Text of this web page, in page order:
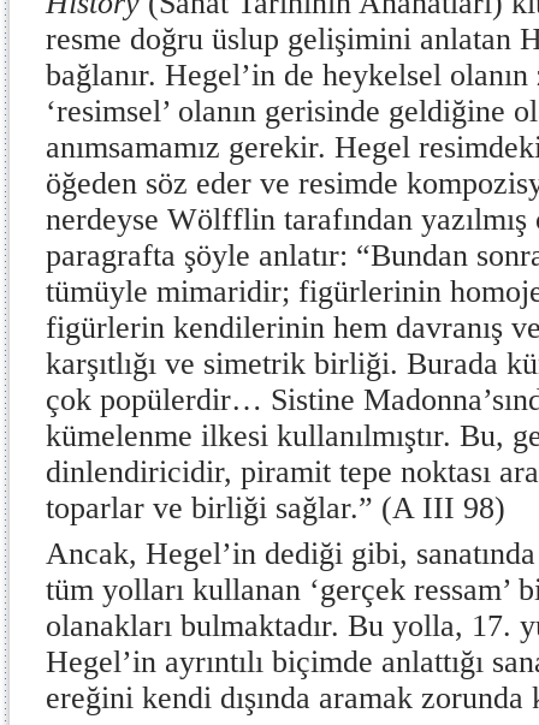
resme doğru üslup gelişimini anlatan
bağlanır. Hegel’in de heykelsel
‘resimsel’ olanın gerisinde geldiğine
anımsamamız gerekir. Hegel
öğeden söz eder ve resimde
nerdeyse Wölfflin tarafından
paragrafta şöyle anlatır: “Bundan
tümüyle mimaridir; figürlerinin
figürlerin kendilerinin hem davranış
karşıtlığı ve simetrik birliği. Burada
çok popülerdir… Sistine
kümelenme ilkesi kullanılmıştır. Bu,
dinlendiricidir, piramit tepe noktası
toparlar ve birliği sağlar.” (A III 98)
Ancak, Hegel’in dediği gibi,
tüm yolları kullanan ‘gerçek ressam’
olanakları bulmaktadır. Bu yolla, 17.
Hegel’in ayrıntılı biçimde anlattığı
ereğini kendi dışında aramak zorunda